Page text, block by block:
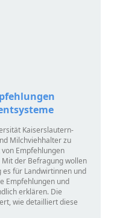
Kaiserslautern-
Milchviehhalter zu
Empfehlungen
der Befragung wollen
es für Landwirtinnen und
Empfehlungen und
erklären. Die
wie detailliert diese